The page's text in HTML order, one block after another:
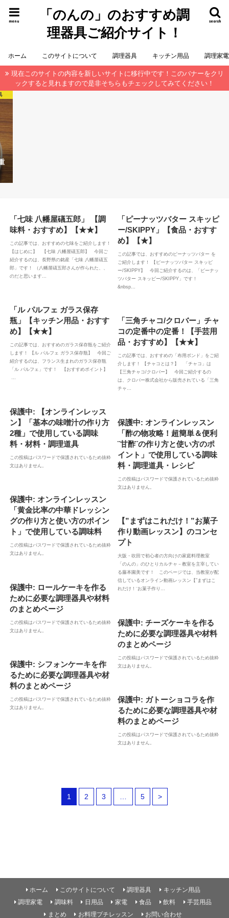
「のんの」のおすすめ調
理器具ご紹介サイト！
search
menu
ホーム このサイトについて 調理器具 キッチン用品 調理家電
現在このサイトの内容を新しいサイトに移行中です！このバナーをクリ
ックすると見れますので是非そちらもチェックしてみてください！
「七味 八幡屋礒五郎」 【調
味料・おすすめ】【★★】
この記事では、おすすめの七味をご紹介します！
【はじめに】 【七味 八幡屋礒五郎】 今回ご
紹介するのは、長野県の銘産「七味 八幡屋礒五
郎」です！ （八幡屋礒五郎さんが作られた、、
のだと思います…
「ピーナッツバター スキッピ
ー/SKIPPY」【食品・おすす
め】【★】
この記事では、おすすめのピーナッツバター を
ご紹介します！ 【ピーナッツバター スキッピ
ー/SKIPPY】 今回ご紹介するのは、「ピーナッ
ツバター スキッピー/SKIPPY」です！
&nbsp…
「ル パルフェ ガラス保存
瓶」【キッチン用品・おすす
め】【★★】
この記事では、おすすめのガラス保存瓶をご紹介
します！ 【ル パルフェ ガラス保存瓶】 今回ご
紹介するのは、フランス生まれのガラス保存瓶
「ル パルフェ」です！ 【おすすめポイント】
「三角チャコ/クロバー」チャ
コの定番中の定番！【手芸用
品・おすすめ】【★★】
この記事では、おすすめの「布用ボンド」をご紹
介します！ 【チャコとは？】 「チャコ」は
【三角チャコ/クロバー】 今回ご紹介するの
は、クロバー株式会社から販売されている「三角
チャ…
保護中: 【オンラインレッス
ン】「基本の味噌汁の作り方
2種」で使用している調味
料・材料・調理道具
この投稿はパスワードで保護されているため抜粋
文はありません。
保護中: オンラインレッスン
「酢の物攻略！超簡単＆便利
¨甘酢¨の作り方と使い方のポ
イント」で使用している調味
料・調理道具・レシピ
この投稿はパスワードで保護されているため抜粋
文はありません。
保護中: オンラインレッスン
「黄金比率の中華ドレッシン
グの作り方と使い方のポイン
ト」で使用している調味料
この投稿はパスワードで保護されているため抜粋
文はありません。
【”まずはこれだけ！”お菓子
作り動画レッスン】のコンセ
プト
大阪・吹田で初心者の方向けの家庭料理教室
「のんの」のひとりカルチャ－教室を主宰してい
る藤本園美です！ このページでは、当教室が配
信しているオンライン動画レッスン【”まずはこ
れだけ！¨お菓子作り…
保護中: ロールケーキを作る
ために必要な調理器具や材料
のまとめページ
この投稿はパスワードで保護されているため抜粋
文はありません。
保護中: チーズケーキを作る
ために必要な調理器具や材料
のまとめページ
この投稿はパスワードで保護されているため抜粋
文はありません。
保護中: シフォンケーキを作
るために必要な調理器具や材
料のまとめページ
この投稿はパスワードで保護されているため抜粋
文はありません。
保護中: ガトーショコラを作
るために必要な調理器具や材
料のまとめページ
この投稿はパスワードで保護されているため抜粋
文はありません。
1 2 3 5 >
ホーム このサイトについて 調理器具
キッチン用品
調理家電
調味料 日用品 家電 食品 飲料
手芸用品
まとめ
お料理プチレッスン お問い合わせ